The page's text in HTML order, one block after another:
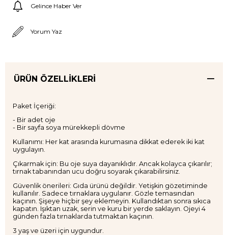
Gelince Haber Ver
Yorum Yaz
ÜRÜN ÖZELLIKLERI
Paket İçeriği:
- Bir adet oje
- Bir sayfa soya mürekkepli dövme
Kullanımı: Her kat arasında kurumasına dikkat ederek iki kat
uygulayın.
Çıkarmak için: Bu oje suya dayanıklıdır. Ancak kolayca çıkarılır;
tırnak tabanından ucu doğru soyarak çıkarabilirsiniz.
Güvenlik önerileri: Gıda ürünü değildir. Yetişkin gözetiminde
kullanılır. Sadece tırnaklara uygulanır. Gözle temasından
kaçının. Şişeye hiçbir şey eklemeyin. Kullandıktan sonra sıkıca
kapatın. Işıktan uzak, serin ve kuru bir yerde saklayın. Ojeyi 4
günden fazla tırnaklarda tutmaktan kaçının.
3 yaş ve üzeri için uygundur.